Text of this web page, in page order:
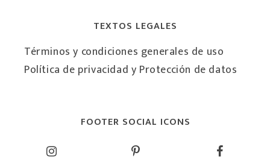
TEXTOS LEGALES
Términos y condiciones generales de uso
Política de privacidad y Protección de datos
FOOTER SOCIAL ICONS